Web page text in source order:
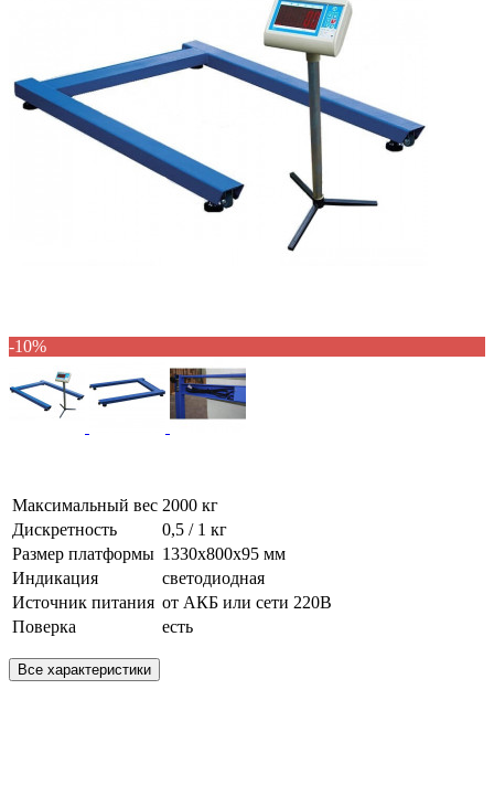
-10%
Максимальный вес 2000 кг
Дискретность
0,5 / 1 кг
Размер платформы 1330х800х95 мм
Индикация
светодиодная
Источник питания от АКБ или сети 220В
Поверка
есть
Все характеристики